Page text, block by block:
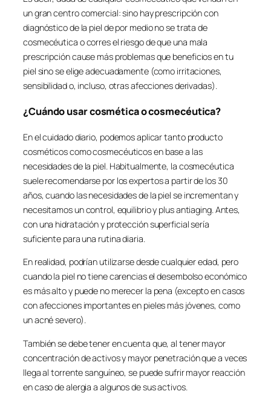
un gran centro comercial: sino hay prescripción con
diagnóstico de la piel de por medio no se trata de
cosmecéutica o corres el riesgo de que una mala
prescripción cause más problemas que beneficios en tu
piel sino se elige adecuadamente (como irritaciones,
sensibilidad o, incluso, otras afecciones derivadas).
¿Cuándo usar cosmética o cosmecéutica?
En el cuidado diario, podemos aplicar tanto producto
cosméticos como cosmecéuticos en base a las
necesidades de la piel. Habitualmente, la cosmecéutica
suele recomendarse por los expertos a partir de los 30
años, cuando las necesidades de la piel se incrementan y
necesitamos un control, equilibrio y plus antiaging. Antes,
con una hidratación y protección superficial sería
suficiente para una rutina diaria.
En realidad, podrían utilizarse desde cualquier edad, pero
cuando la piel no tiene carencias el desembolso económico
es más alto y puede no merecer la pena (excepto en casos
con afecciones importantes en pieles más jóvenes, como
un acné severo).
También se debe tener en cuenta que, al tener mayor
concentración de activos y mayor penetración que a veces
llega al torrente sanguíneo, se puede sufrir mayor reacción
en caso de alergia a algunos de sus activos.